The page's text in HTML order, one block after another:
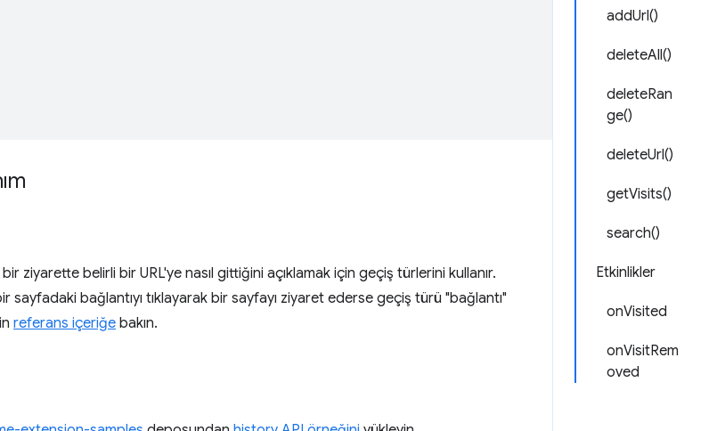
addUrl()
deleteAll()
deleteRan
ge()
deleteUrl()
getVisits()
search()
Etkinlikler
onVisited
onVisitRem
oved
bir ziyarette belirli bir URL'ye nasıl gittiğini açıklamak için geçiş türlerini kullanır.
sayfadaki bağlantıyı tıklayarak bir sayfayı ziyaret ederse geçiş türü "bağlantı"
referans içeriğe bakın.